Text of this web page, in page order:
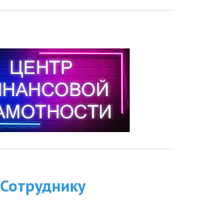
Сотруднику